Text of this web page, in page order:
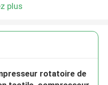
plus
rotatoire de